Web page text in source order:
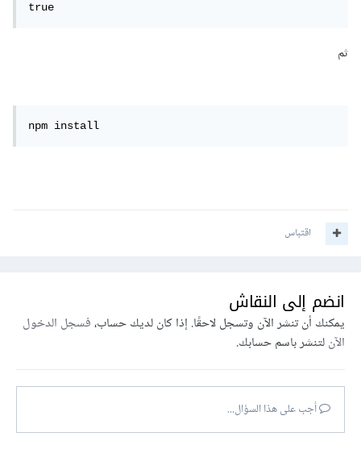
true
ثم
npm install
اقتباس
انضم إلى النقاش
يمكنك أن تنشر الآن وتسجل لاحقًا. إذا كان لديك حساب،فسجل الدخول
الآنلتنشر باسم حسابك.
أجب على هذا السؤال...